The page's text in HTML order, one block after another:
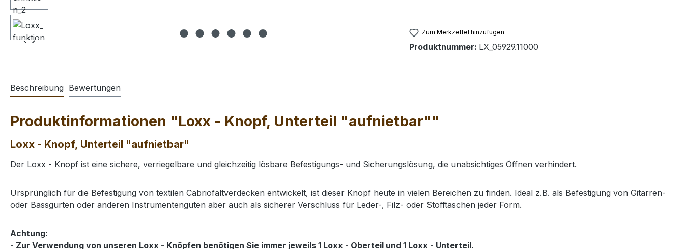
Zum Merkzettel hinzufügen
Produktnummer: LX_05929.11000
Beschreibung Bewertungen
Produktinformationen "Loxx - Knopf, Unterteil "aufnietbar""
Loxx - Knopf, Unterteil "aufnietbar"
Der Loxx - Knopf ist eine sichere, verriegelbare und gleichzeitig lösbare Befestigungs- und Sicherungslösung, die unabsichtiges Öffnen verhindert.
Ursprünglich für die Befestigung von textilen Cabriofaltverdecken entwickelt, ist dieser Knopf heute in vielen Bereichen zu finden. Ideal z.B. als Befestigung von Gitarren-
oder Bassgurten oder anderen Instrumentenguten aber auch als sicherer Verschluss für Leder-, Filz- oder Stofftaschen jeder Form.
Achtung:
- Zur Verwendung von unseren Loxx - Knöpfen benötigen Sie immer jeweils 1 Loxx - Oberteil und 1 Loxx - Unterteil.